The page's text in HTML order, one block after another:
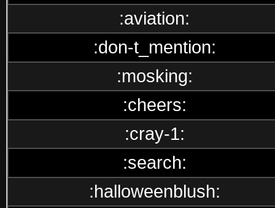
:aviation:
:don-t_mention:
:mosking:
:cheers:
:cray-1:
:search:
:halloweenblush: